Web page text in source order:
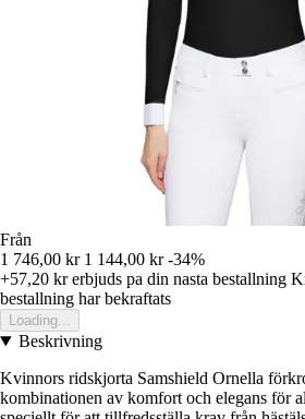
Från
1 746,00 kr 1 144,00 kr -34%
+57,20 krerbjuds pa din nasta bestallning
bestallning har bekraftats
Loading...
Beskrivning
Kvinnors ridskjorta Samshield Ornella
kombinationen av komfort och elegans för